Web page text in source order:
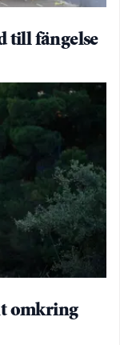
till fängelse
omkring